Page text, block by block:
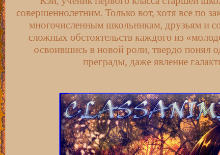
совершеннолетним. Только вот, хотя все по
многочисленным школьникам, друзьям и
сложных обстоятельств каждого из
освоившись в новой роли, твердо понял
преграды, даже явление